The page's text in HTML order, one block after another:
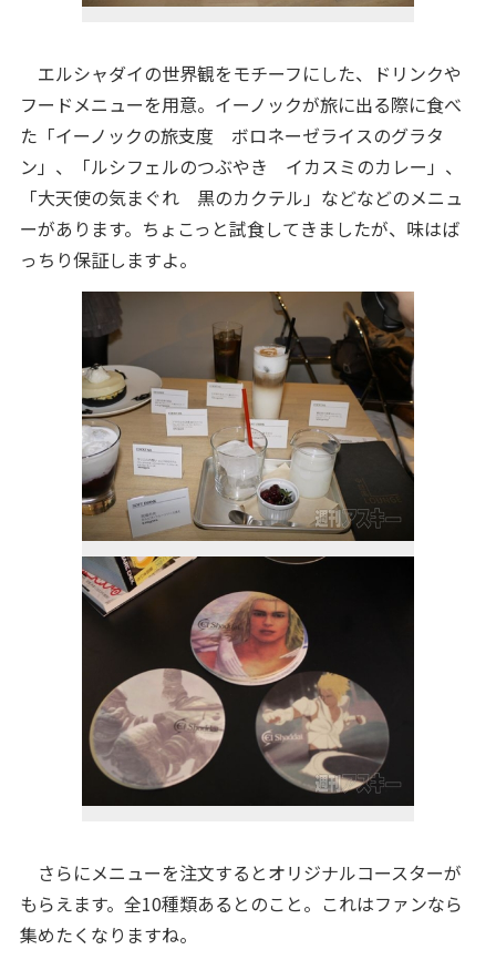
エルシャダイの世界観をモチーフにした、ドリンクや
フードメニューを用意。イーノックが旅に出る際に食べ
た「イーノックの旅支度 ボロネーゼライスのグラタ
ン」、「ルシフェルのつぶやき イカスミのカレー」、
「大天使の気まぐれ 黒のカクテル」などなどのメニュ
ーがあります。ちょこっと試食してきましたが、味はば
っちり保証しますよ。
さらにメニューを注文するとオリジナルコースターが
もらえます。全10種類あるとのこと。これはファンなら
集めたくなりますね。